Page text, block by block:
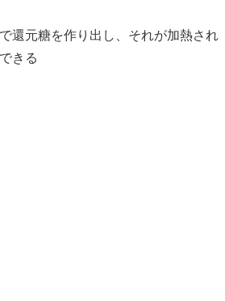
還元糖を作り出し、それが加熱され
きる